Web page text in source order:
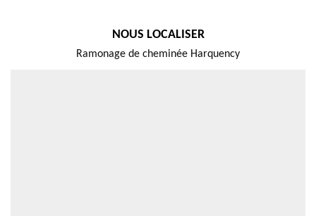
NOUS LOCALISER
Ramonage de cheminée Harquency